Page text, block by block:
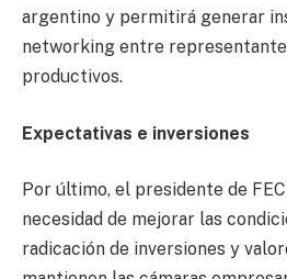
argentino y permitirá generar
networking entre
productivos.
Expectativas e inversiones
Por último, el presidente de
necesidad de mejorar las
radicación de inversiones y